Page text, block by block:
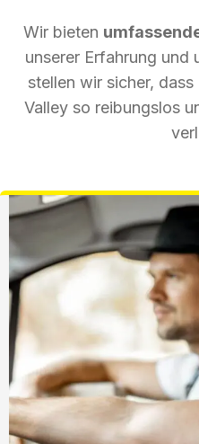
Wir bieten
unserer Erfahrung und
stellen wir sicher,
Valley so reibungslos